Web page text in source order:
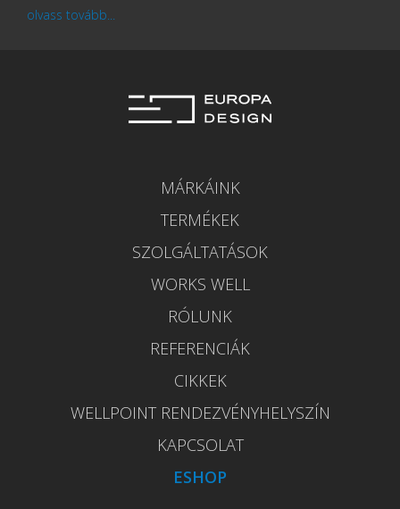
olvass tovább...
MÁRKÁINK
TERMÉKEK
SZOLGÁLTATÁSOK
WORKS WELL
RÓLUNK
REFERENCIÁK
CIKKEK
WELLPOINT RENDEZVÉNYHELYSZÍN
KAPCSOLAT
ESHOP